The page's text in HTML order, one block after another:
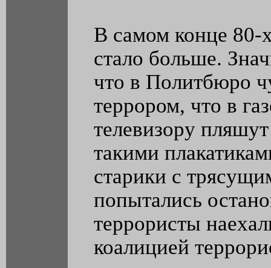
В самом конце 80-
стало больше.
что в Политбюро
террором, что в
телевизору
такими
старики с
попытались
террористы
коалицией